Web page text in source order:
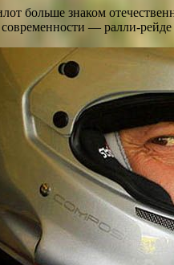
больше знаком
— ралли-рейде